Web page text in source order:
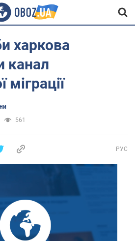
харкова
канал
міграції
561
РУС